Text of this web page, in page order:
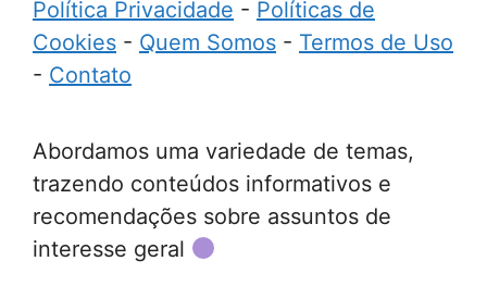
Política Privacidade - Políticas de
Cookies - Quem Somos - Termos de Uso
- Contato
Abordamos uma variedade de temas,
trazendo conteúdos informativos e
recomendações sobre assuntos de
interesse geral